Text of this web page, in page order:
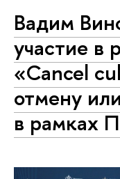
Вадим
участие в
«Cancel
отмену
в